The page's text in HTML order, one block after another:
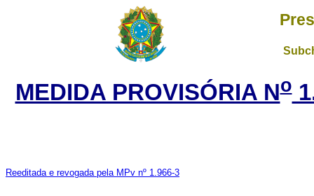
MEDIDA PROVISÓRIA No
Reeditada e revogada pela MPv nº 1.966-3